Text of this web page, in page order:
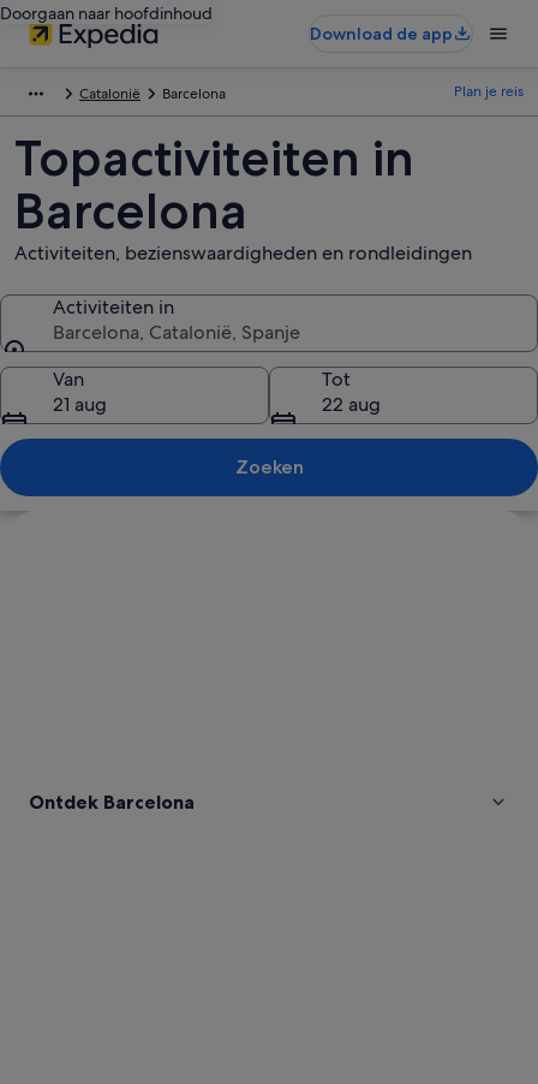
Doorgaan naar hoofdinhoud
Download de app
Catalonië Barcelona Plan je reis
Topactiviteiten in
Barcelona
Activiteiten, bezienswaardigheden en rondleidingen
Activiteiten in
Barcelona, Catalonië, Spanje
Activiteiten in
Van
21 aug
Tot
22 aug
Zoeken
Ontdek Barcelona